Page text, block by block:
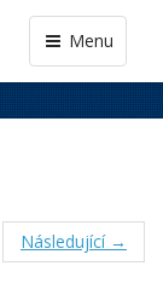
Menu
Následující →